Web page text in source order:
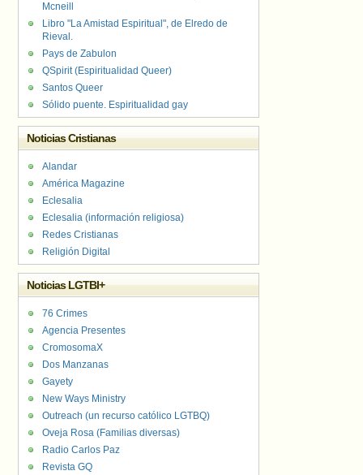
Mcneill
Libro "La Amistad Espiritual", de Elredo de
Rieval.
Pays de Zabulon
QSpirit (Espiritualidad Queer)
Santos Queer
Sólido puente. Espiritualidad gay
Noticias Cristianas
Alandar
América Magazine
Eclesalia
Eclesalia (información religiosa)
Redes Cristianas
Religión Digital
Noticias LGTBI+
76 Crimes
Agencia Presentes
CromosomaX
Dos Manzanas
Gayety
New Ways Ministry
Outreach (un recurso católico LGTBQ)
Oveja Rosa (Familias diversas)
Radio Carlos Paz
Revista GQ